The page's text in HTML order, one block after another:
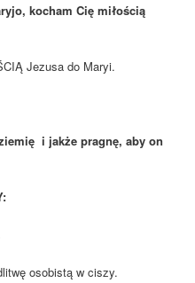
kocham Cię miłością
Jezusa do Maryi.
i jakże pragnę, aby on
osobistą w ciszy.